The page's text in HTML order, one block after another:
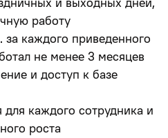
работу
каждого приведенного
не менее 3 месяцев
и доступ к базе
каждого сотрудника и
роста